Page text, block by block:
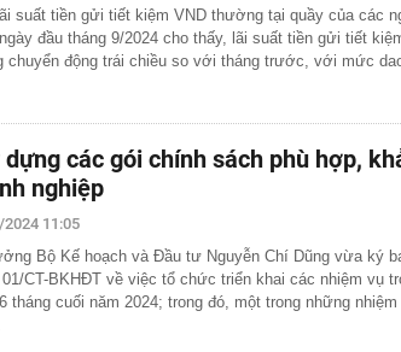
suất tiền gửi tiết kiệm VND thường tại quầy của các
đầu tháng 9/2024 cho thấy, lãi suất tiền gửi tiết
chuyển động trái chiều so với tháng trước, với mức
dựng các gói chính sách phù hợp,
nghiệp
11:05
Bộ Kế hoạch và Đầu tư Nguyễn Chí Dũng vừa ký
CT-BKHĐT về việc tổ chức triển khai các nhiệm vụ
tháng cuối năm 2024; trong đó, một trong những